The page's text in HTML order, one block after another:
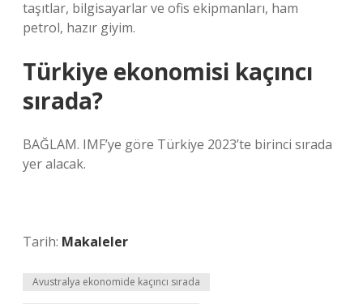
taşıtlar, bilgisayarlar ve ofis ekipmanları, ham
petrol, hazır giyim.
Türkiye ekonomisi kaçıncı
sırada?
BAĞLAM. IMF’ye göre Türkiye 2023’te birinci sırada
yer alacak.
Tarih: Makaleler
Avustralya ekonomide kaçıncı sırada